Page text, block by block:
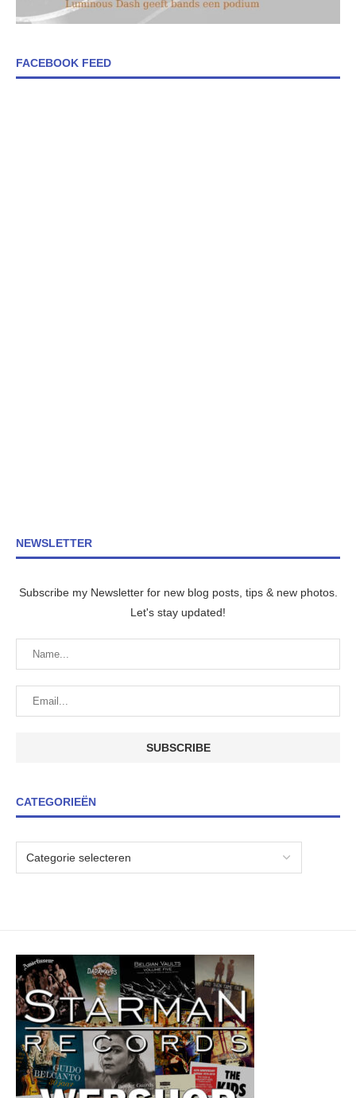
FACEBOOK FEED
NEWSLETTER
Subscribe my Newsletter for new blog posts, tips & new photos.
Let's stay updated!
CATEGORIEËN